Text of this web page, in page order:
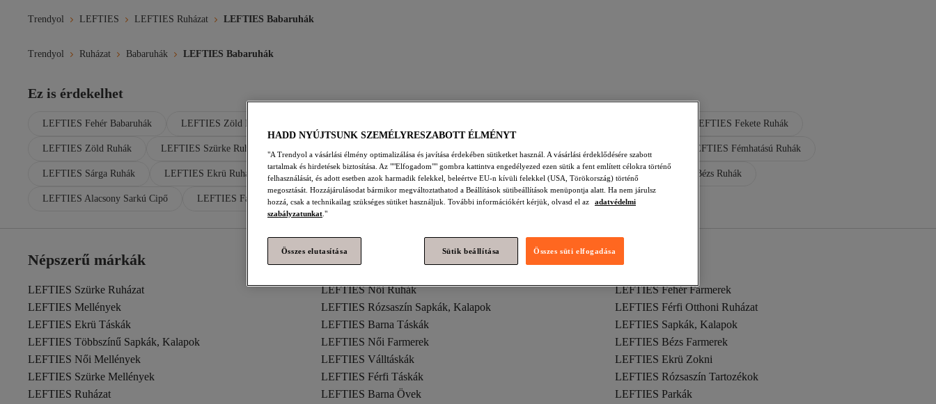
Trendyol LEFTIES LEFTIES Ruházat LEFTIES Babaruhák
Trendyol Ruházat Babaruhák LEFTIES Babaruhák
Ez is érdekelhet
LEFTIES Fehér Babaruhák LEFTIES Zöld Babaruhák LEFTIES Fekete Ruhák
LEFTIES Zöld Ruhák LEFTIES Szürke Ruhák LEFTIES Fémhatású Ruhák
LEFTIES Sárga Ruhák LEFTIES Ekrü Ruhák LEFTIES Barna Ingek LEFTIES Férfi Szandál LEFTIES Férfi Ruházat LEFTIES Bézs Ruhák
LEFTIES Alacsony Sarkú Cipő LEFTIES Farmerek
Népszerű márkák
LEFTIES Szürke Ruházat LEFTIES Női Ruhák
LEFTIES Fehér Farmerek
LEFTIES Mellények
LEFTIES Rózsaszín Sapkák, Kalapok
LEFTIES Férfi Otthoni Ruházat
LEFTIES Ekrü Táskák
LEFTIES Barna Táskák
LEFTIES Sapkák, Kalapok
LEFTIES Többszínű Sapkák, Kalapok
LEFTIES Női Farmerek
LEFTIES Bézs Farmerek
LEFTIES Női Mellények
LEFTIES Válltáskák
LEFTIES Ekrü Zokni
LEFTIES Szürke Mellények
LEFTIES Férfi Táskák
LEFTIES Rózsaszín Tartozékok
LEFTIES Ruházat
LEFTIES Barna Övek
LEFTIES Parkák
HADD NYÚJTSUNK SZEMÉLYRESZABOTT ÉLMÉNYT
"A Trendyol a vásárlási élmény optimalizálása és javítása érdekében sütiketket használ. A vásárlási érdeklődésére szabott
tartalmak és hirdetések biztosítása. Az ""Elfogadom"" gombra kattintva engedélyezed ezen sütik a fent említett célokra történő
felhasználását, és adott esetben azok harmadik felekkel, beleértve EU-n kívüli felekkel (USA, Törökország) történő
megosztását. Hozzájárulásodat bármikor megváltoztathatod a Beállítások sütibeállítások menüpontja alatt. Ha nem járulsz
hozzá, csak a technikailag szükséges sütiket használjuk. További információkért kérjük, olvasd el az
adatvédelmi
szabályzatunkat ."
Összes elutasítása Sütik beállítása Összes süti elfogadása